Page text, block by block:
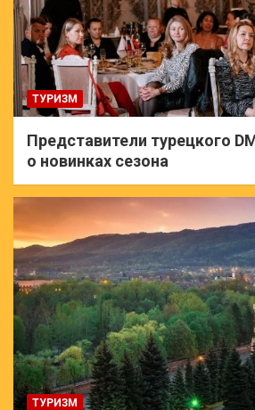
ТУРИЗМ
Представители турецкого
о новинках сезона
ТУРИЗМ